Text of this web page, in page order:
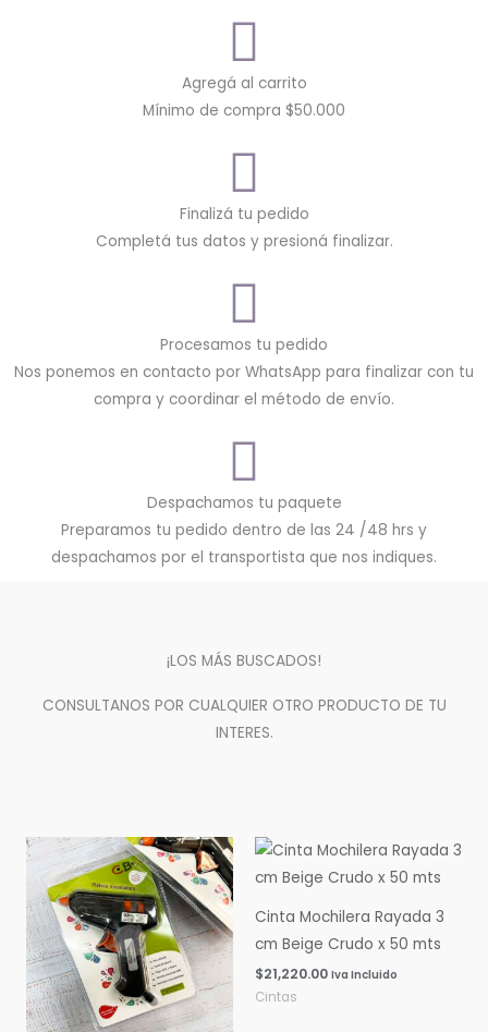
Agregá al carrito
Mínimo de compra $50.000
Finalizá tu pedido
Completá tus datos y presioná finalizar.
Procesamos tu pedido
Nos ponemos en contacto por WhatsApp para finalizar con tu
compra y coordinar el método de envío.
Despachamos tu paquete
Preparamos tu pedido dentro de las 24 /48 hrs y
despachamos por el transportista que nos indiques.
¡LOS MÁS BUSCADOS!
CONSULTANOS POR CUALQUIER OTRO PRODUCTO DE TU
INTERES.
Cinta Mochilera Rayada 3
cm Beige Crudo x 50 mts
$21,220.00 Iva Incluido
Cintas